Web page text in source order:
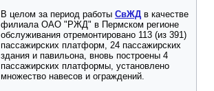
В целом за период работы СвЖД в качестве
филиала ОАО "РЖД" в Пермском регионе
обслуживания отремонтировано 113 (из 391)
пассажирских платформ, 24 пассажирских
здания и павильона, вновь построены 4
пассажирских платформы, установлено
множество навесов и ограждений.